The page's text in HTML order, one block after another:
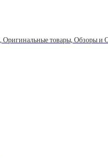
товары, Обзоры и